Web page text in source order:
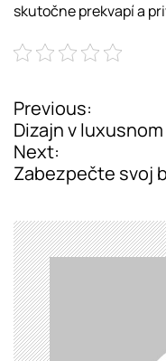
skutočne prekvapí a
P
o
s
n
a
v
i
Previous:
Dizajn v
Next:
Zabezpečte svoj